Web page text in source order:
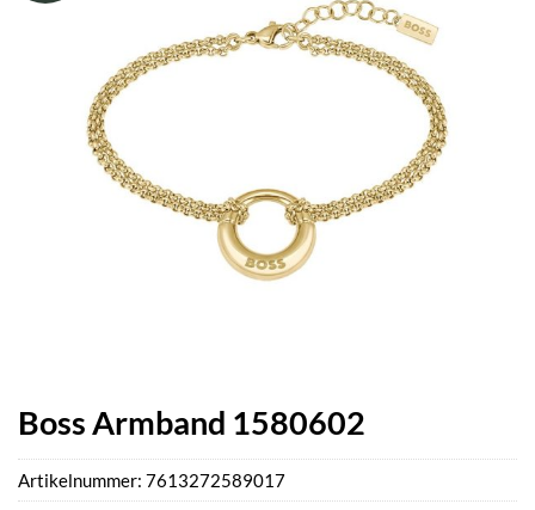
Boss Armband 1580602
Artikelnummer: 7613272589017